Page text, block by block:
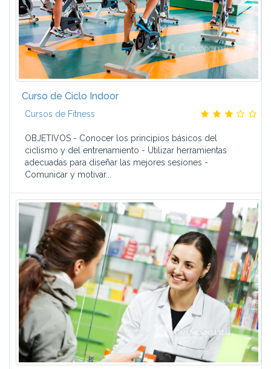
Curso de Ciclo Indoor
Cursos de Fitness
OBJETIVOS - Conocer los principios básicos del
ciclismo y del entrenamiento - Utilizar herramientas
adecuadas para diseñar las mejores sesiones -
Comunicar y motivar...